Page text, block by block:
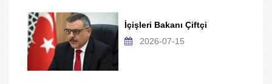
İçişleri Bakanı Çiftçi
2026-07-15